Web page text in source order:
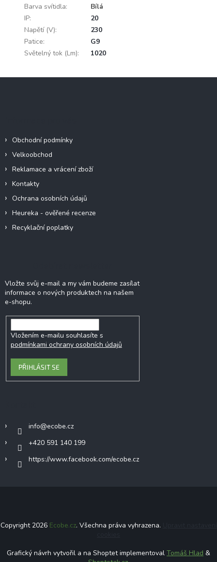
Barva svítidla:
Bílá
IP:
20
Napětí (V):
230
Patice:
G9
Světelný tok (Lm): 1020
Obchodní podmínky
Velkoobchod
Reklamace a vrácení zboží
Kontakty
Ochrana osobních údajů
Heureka - ověřené recenze
Recyklační poplatky
Vložte svůj e-mail a my vám budeme zasílat
informace o nových produktech na našem
e-shopu.
Vložením e-mailu souhlasíte s
podmínkami ochrany osobních údajů
PŘIHLÁSIT SE
info@ecobe.cz
+420 591 140 199
https://www.facebook.com/ecobe.cz
Copyright 2026 Ecobe.cz. Všechna práva vyhrazena.
Grafický návrh vytvořil a na Shoptet implementoval Tomáš Hlad &